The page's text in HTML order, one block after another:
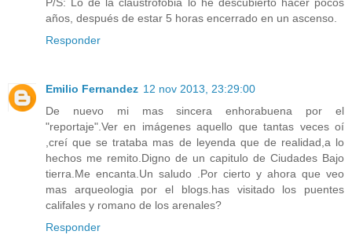
años, después de estar 5 horas encerrado en un ascenso.
Responder
Emilio Fernandez 12 nov 2013, 23:29:00
De nuevo mi mas sincera enhorabuena por el
"reportaje".Ver en imágenes aquello que tantas veces oí
,creí que se trataba mas de leyenda que de realidad,a lo
hechos me remito.Digno de un capitulo de Ciudades Bajo
tierra.Me encanta.Un saludo .Por cierto y ahora que veo
mas arqueologia por el blogs.has visitado los puentes
califales y romano de los arenales?
Responder